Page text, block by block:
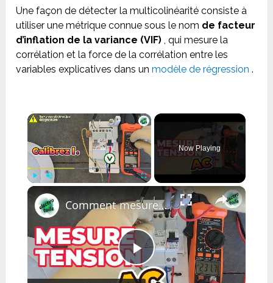
Une façon de détecter la multicolinéarité consiste à
utiliser une métrique connue sous le nom de facteur
d’inflation de la variance (VIF) , qui mesure la
corrélation et la force de la corrélation entre les
variables explicatives dans unmodèle de régression .
×
Fullscreen
Now Playing
×
Play
Comment mesurer une tension électrique en alternatif avec un multimètre numérique ?